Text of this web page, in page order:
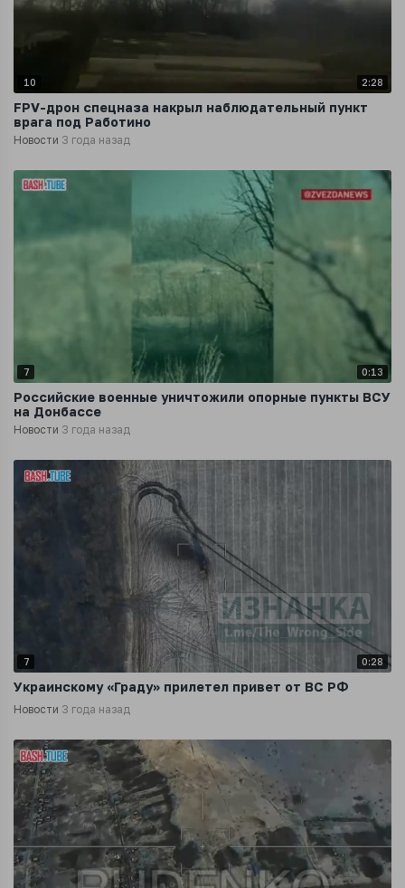
10 2:28
FPV-дрон спецназа накрыл наблюдательный пункт
врага под Работино
Новости 3 года назад
7 0:13
Российские военные уничтожили опорные пункты ВСУ
на Донбассе
Новости 3 года назад
7 0:28
Украинскому «Граду» прилетел привет от ВС РФ
Новости 3 года назад